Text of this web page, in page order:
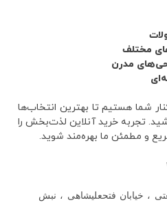
مختلف
مدرن
شما هستیم تا بهترین انتخاب‌ها
تجربه خرید آنلاین لذت‌بخش را
و مطمئن ما بهره‌مند شوید.
، خیابان فتحعلیشاهی ، نبش